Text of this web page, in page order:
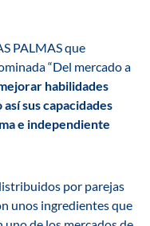
PALMAS que
“Del mercado a
habilidades
sus capacidades
e independiente
por parejas
unos ingredientes que